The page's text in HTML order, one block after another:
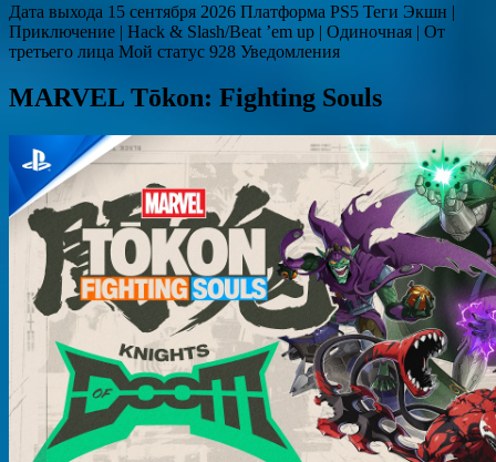
Дата выхода 15 сентября 2026 Платформа PS5 Теги Экшн |
Приключение | Hack & Slash/Beat ’em up | Одиночная | От
третьего лица Мой статус 928 Уведомления
MARVEL Tōkon: Fighting Souls